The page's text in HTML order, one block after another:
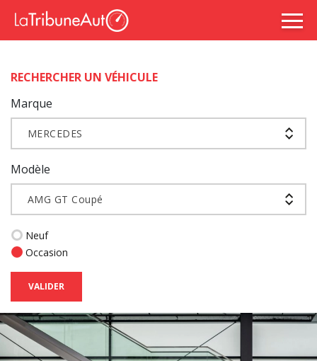
RECHERCHER UN VÉHICULE
Marque
MERCEDES
Modèle
AMG GT Coupé
Neuf
Occasion
VALIDER